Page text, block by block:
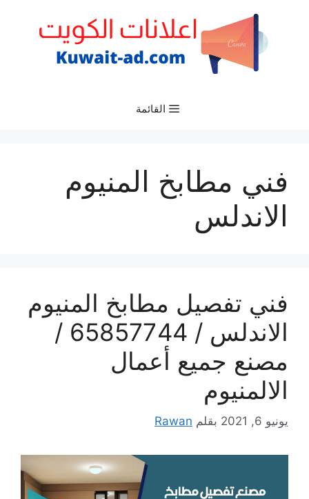
القائمة
فني مطابخ المنيوم
الاندلس
فني تفصيل مطابخ المنيوم
الاندلس / 65857744 /
مصنع جميع أعمال
الالمنيوم
يونيو 6, 2021 بقلم Rawan